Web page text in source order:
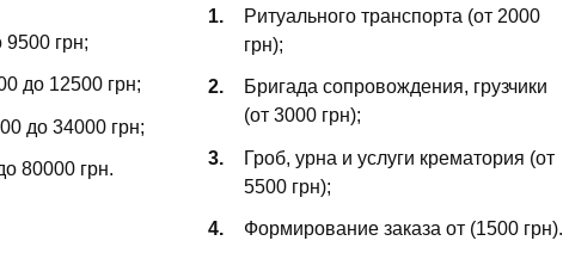
грн;
до 12500 грн;
до 34000 грн;
80000 грн.
Ритуального транспорта (от 2000
грн);
Бригада сопровождения, грузчики
(от 3000 грн);
Гроб, урна и услуги крематория (от
5500 грн);
Формирование заказа от (1500 грн).